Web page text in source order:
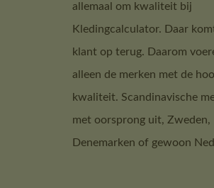
allemaal om kwaliteit bij
Kledingcalculator. Daar
klant op terug. Daarom
alleen de merken met de
kwaliteit. Scandinavische
met oorsprong uit, Zweden,
Denemarken of gewoon